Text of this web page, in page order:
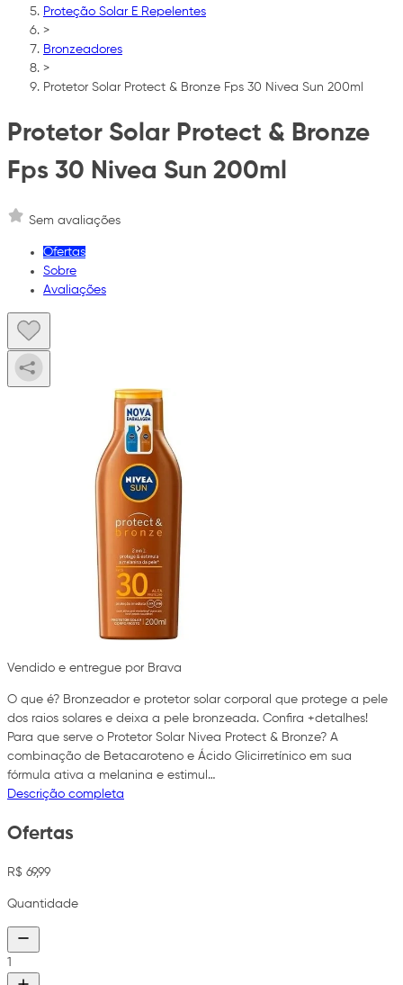
Proteção Solar E Repelentes
>
Bronzeadores
>
Protetor Solar Protect & Bronze Fps 30 Nivea Sun 200ml
Protetor Solar Protect & Bronze
Fps 30 Nivea Sun 200ml
Sem avaliações
Ofertas
Sobre
Avaliações
Vendido e entregue por Brava
O que é? Bronzeador e protetor solar corporal que protege a pele
dos raios solares e deixa a pele bronzeada. Confira +detalhes!
Para que serve o Protetor Solar Nivea Protect & Bronze? A
combinação de Betacaroteno e Ácido Glicirretínico em sua
fórmula ativa a melanina e estimul…
Descrição completa
Ofertas
R$ 69,99
Quantidade
1